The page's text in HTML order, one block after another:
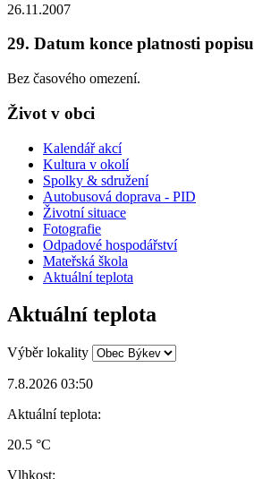
26.11.2007
29. Datum konce platnosti popisu
Bez časového omezení.
Život v obci
Kalendář akcí
Kultura v okolí
Spolky & sdružení
Autobusová doprava - PID
Životní situace
Fotografie
Odpadové hospodářství
Mateřská škola
Aktuální teplota
Aktuální teplota
Výběr lokality
7.8.2026 03:50
Aktuální teplota:
20.5 °C
Vlhkost: